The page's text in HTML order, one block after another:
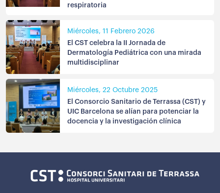
respiratoria
Miércoles, 11 Febrero 2026
El CST celebra la II Jornada de
Dermatología Pediátrica con una mirada
multidisciplinar
Miércoles, 22 Octubre 2025
El Consorcio Sanitario de Terrassa (CST) y
UIC Barcelona se alían para potenciar la
docencia y la investigación clínica